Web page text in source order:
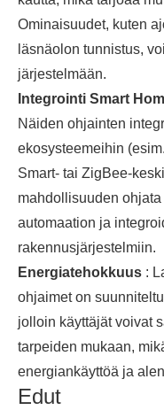
Ominaisuudet, kuten
läsnäolon tunnistus,
järjestelmään.
Integrointi Smart
Näiden ohjainten
ekosysteemeihin
Smart- tai ZigBee-
mahdollisuuden
automaation ja
rakennusjärjestelmiin.
Energiatehokkuus :
ohjaimet on
jolloin käyttäjät voivat
tarpeiden mukaan,
energiankäyttöä ja
Edut